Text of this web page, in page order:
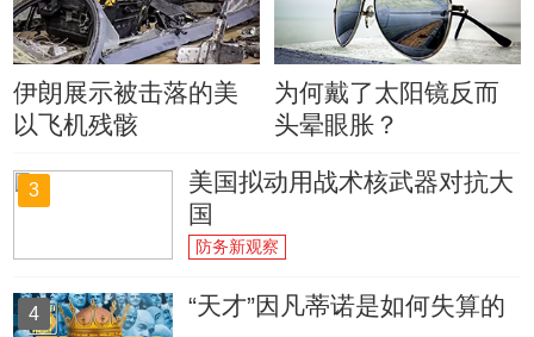
伊朗展示被击落的美
以飞机残骸
为何戴了太阳镜反而
头晕眼胀？
3
美国拟动用战术核武器对抗大
国
防务新观察
4 “天才”因凡蒂诺是如何失算的